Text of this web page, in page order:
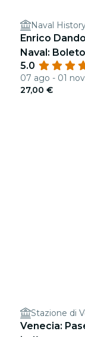
Naval
Enrico
Naval:
audio
5.0
07 ago - 01 nov
27,00 €
Stazione di
Venecia: